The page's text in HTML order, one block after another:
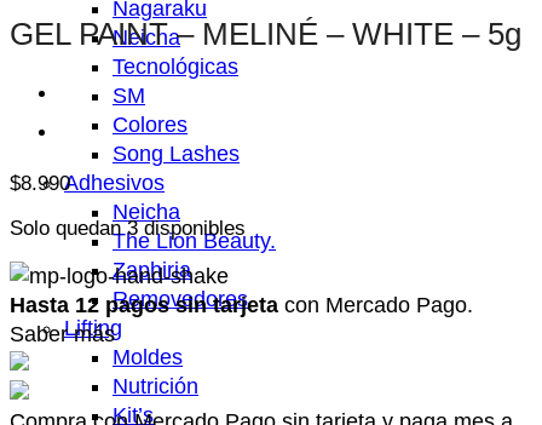
Nagaraku
Neicha
Tecnológicas
SM
Colores
Song Lashes
Adhesivos
Neicha
The Lion Beauty.
Zaphiria
Removedores
Lifting
Moldes
Nutrición
Kit’s
GEL PAINT – MELINÉ – WHITE – 5g
$8.990
Solo quedan 3 disponibles
Hasta 12 pagos sin tarjeta con Mercado Pago.
Saber más